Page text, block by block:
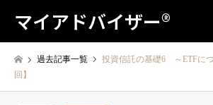
マイアドバイザー®
過去記事一覧
投資信託の基礎6 ～ETFに
回】